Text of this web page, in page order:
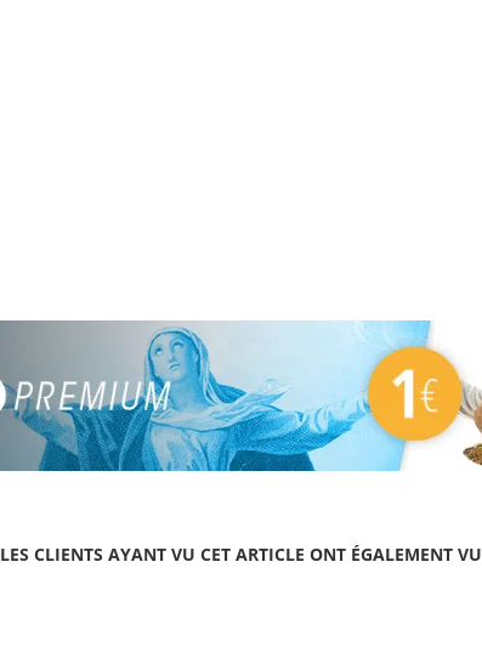
LES CLIENTS AYANT VU CET ARTICLE ONT ÉGALEMENT VU